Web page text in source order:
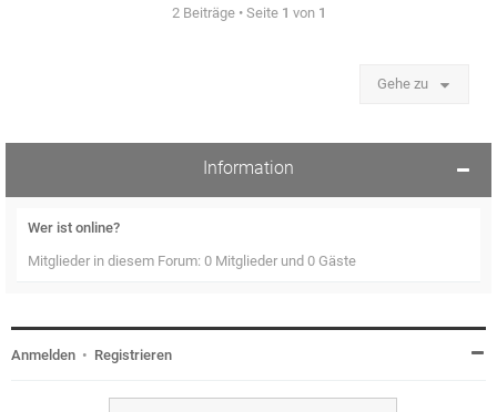
2 Beiträge • Seite 1 von 1
Gehe zu
Information
Wer ist online?
Mitglieder in diesem Forum: 0 Mitglieder und 0 Gäste
Anmelden • Registrieren